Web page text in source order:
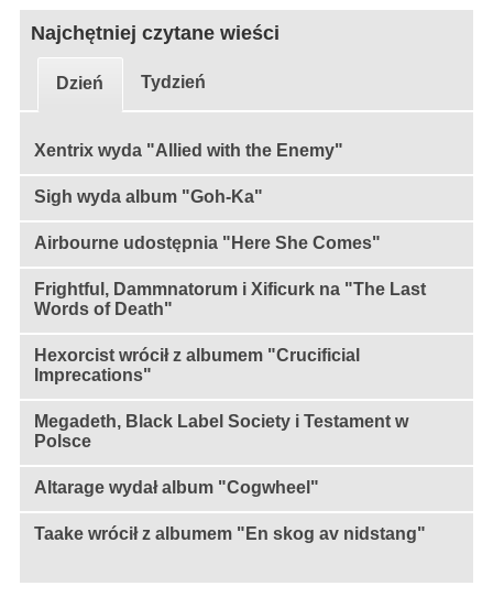
Najchętniej czytane wieści
Dzień Tydzień
Xentrix wyda "Allied with the Enemy"
Sigh wyda album "Goh-Ka"
Airbourne udostępnia "Here She Comes"
Frightful, Dammnatorum i Xificurk na "The Last
Words of Death"
Hexorcist wrócił z albumem "Crucificial
Imprecations"
Megadeth, Black Label Society i Testament w
Polsce
Altarage wydał album "Cogwheel"
Taake wrócił z albumem "En skog av nidstang"